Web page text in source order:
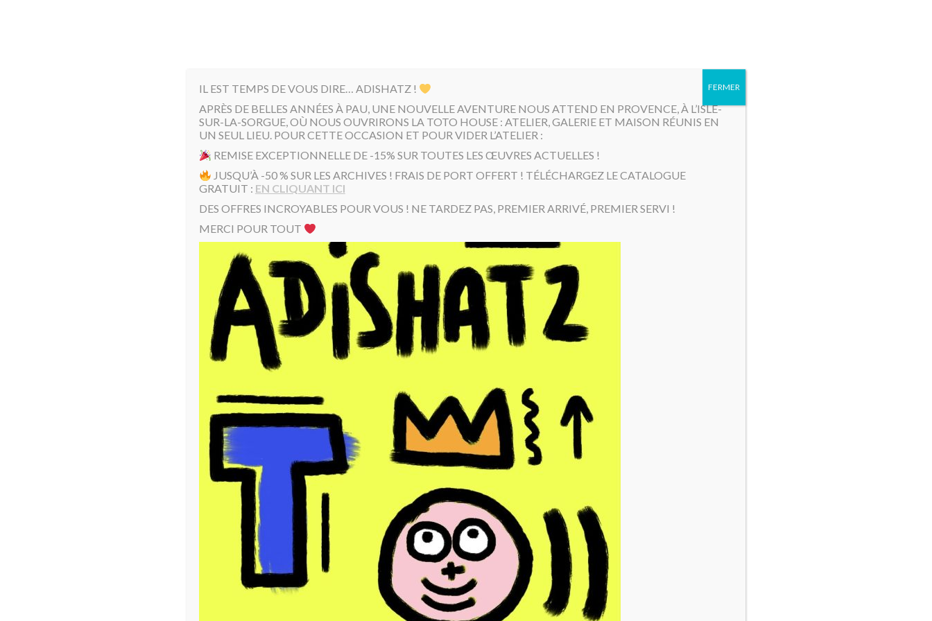
BoaToto
150x100cm
DATE:
10 janvier 2023
CATEGORY:
IL EST TEMPS DE VOUS DIRE… ADISHATZ !
APRÈS DE BELLES ANNÉES À PAU, UNE NOUVELLE AVENTURE NOUS ATTEND EN PROVENCE, À L’ISLE-
SUR-LA-SORGUE, OÙ NOUS OUVRIRONS LA TOTO HOUSE : ATELIER, GALERIE ET MAISON RÉUNIS EN
UN SEUL LIEU. POUR CETTE OCCASION ET POUR VIDER L’ATELIER :
REMISE EXCEPTIONNELLE DE -15% SUR TOUTES LES ŒUVRES ACTUELLES !
JUSQU’À -50 % SUR LES ARCHIVES ! FRAIS DE PORT OFFERT ! TÉLÉCHARGEZ LE CATALOGUE
GRATUIT : EN CLIQUANT ICI
DES OFFRES INCROYABLES POUR VOUS ! NE TARDEZ PAS, PREMIER ARRIVÉ, PREMIER SERVI !
MERCI POUR TOUT
FERMER